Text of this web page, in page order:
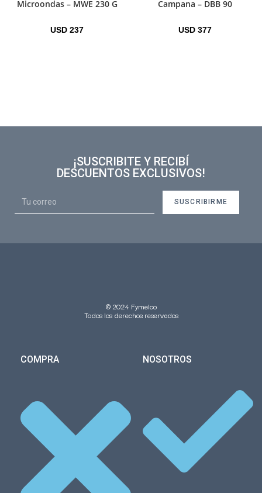
Microondas – MWE 230 G
USD 237
Campana – DBB 90
USD 377
¡SUSCRIBITE Y RECIBÍ
DESCUENTOS EXCLUSIVOS!
SUSCRIBIRME
© 2024 Fymelco
Todos los derechos reservados
COMPRA NOSOTROS